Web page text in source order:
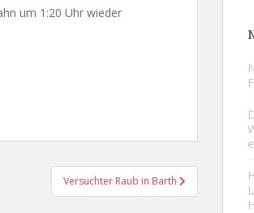
um 1:20 Uhr wieder
Versuchter Raub in Barth